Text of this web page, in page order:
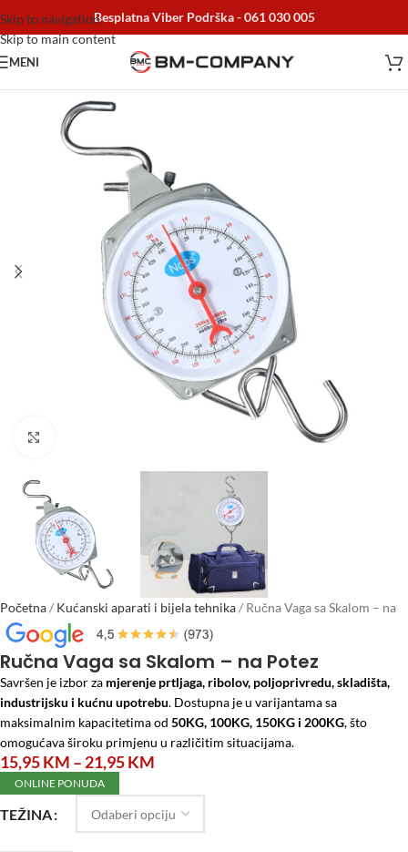
Skip to navigation
Skip to main content
Besplatna Viber Podrška -061 030 005
MENI
Početna/ Kućanski aparati i bijela tehnika/ Ručna Vaga sa Skalom – na
Potez
Ručna Vaga sa Skalom – na Potez
Savršen je izbor za mjerenje prtljaga, ribolov, poljoprivredu, skladišta,
industrijsku i kućnu upotrebu. Dostupna je u varijantama sa
maksimalnim kapacitetima od 50KG, 100KG, 150KG i 200KG, što
omogućava široku primjenu u različitim situacijama.
15,95KM – 21,95KM
ONLINE PONUDA
TEŽINA